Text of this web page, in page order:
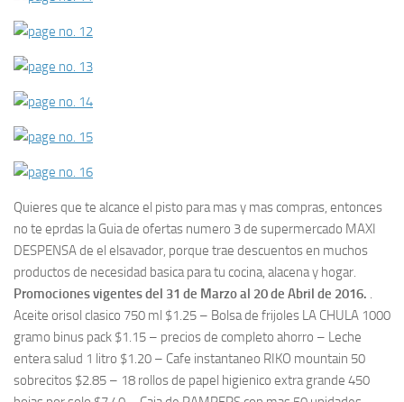
Quieres que te alcance el pisto para mas y mas compras, entonces
no te eprdas la Guia de ofertas numero 3 de supermercado MAXI
DESPENSA de el elsavador, porque trae descuentos en muchos
productos de necesidad basica para tu cocina, alacena y hogar.
Promociones vigentes del 31 de Marzo al 20 de Abril de 2016. .
Aceite orisol clasico 750 ml $1.25 – Bolsa de frijoles LA CHULA 1000
gramo binus pack $1.15 – precios de completo ahorro – Leche
entera salud 1 litro $1.20 – Cafe instantaneo RIKO mountain 50
sobrecitos $2.85 – 18 rollos de papel higienico extra grande 450